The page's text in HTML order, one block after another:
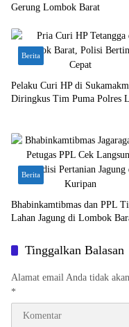
Gerung Lombok Barat
Berita
Pelaku Curi HP di
Diringkus Tim Puma Polres
Berita
Bhabinkamtibmas dan PPL
Lahan Jagung di Lombok
Tinggalkan Balasan
Alamat email Anda tidak
*